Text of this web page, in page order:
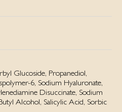
Glucoside, Propanediol,
6, Sodium Hyaluronate,
Disuccinate, Sodium
Alcohol, Salicylic Acid, Sorbic